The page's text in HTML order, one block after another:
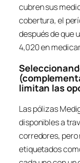
cubren sus
cobertura, el
después de que
4,020 en
limitan las
Las pólizas
disponibles a
corredores, pero
etiquetados como